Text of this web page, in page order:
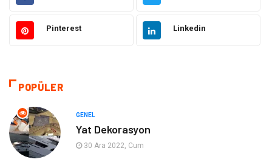
Güzellik ve Bakım Eğitim
Makine
Eğitim ve Kariyer
Gıda Organizasyon
Pinterest Linkedin
POPÜLER
GENEL
Yat Dekorasyon
30 Ara 2022, Cum